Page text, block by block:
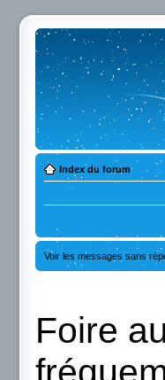
Index du forum
Voir les messages sans
Foire